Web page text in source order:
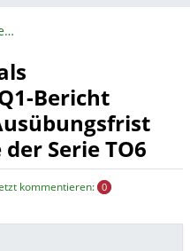
EQS News
Bericht
Serie TO6
kommentieren: 0